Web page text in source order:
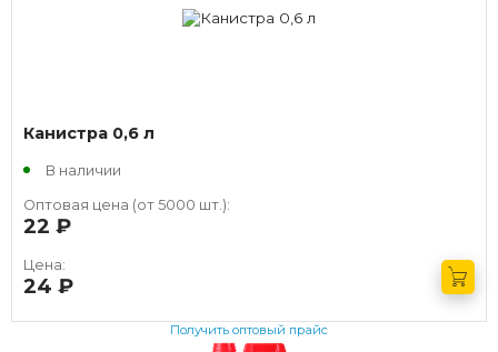
Канистра 0,6 л
В наличии
Оптовая цена (от 5000 шт.):
22
Цена:
24
Получить оптовый прайс